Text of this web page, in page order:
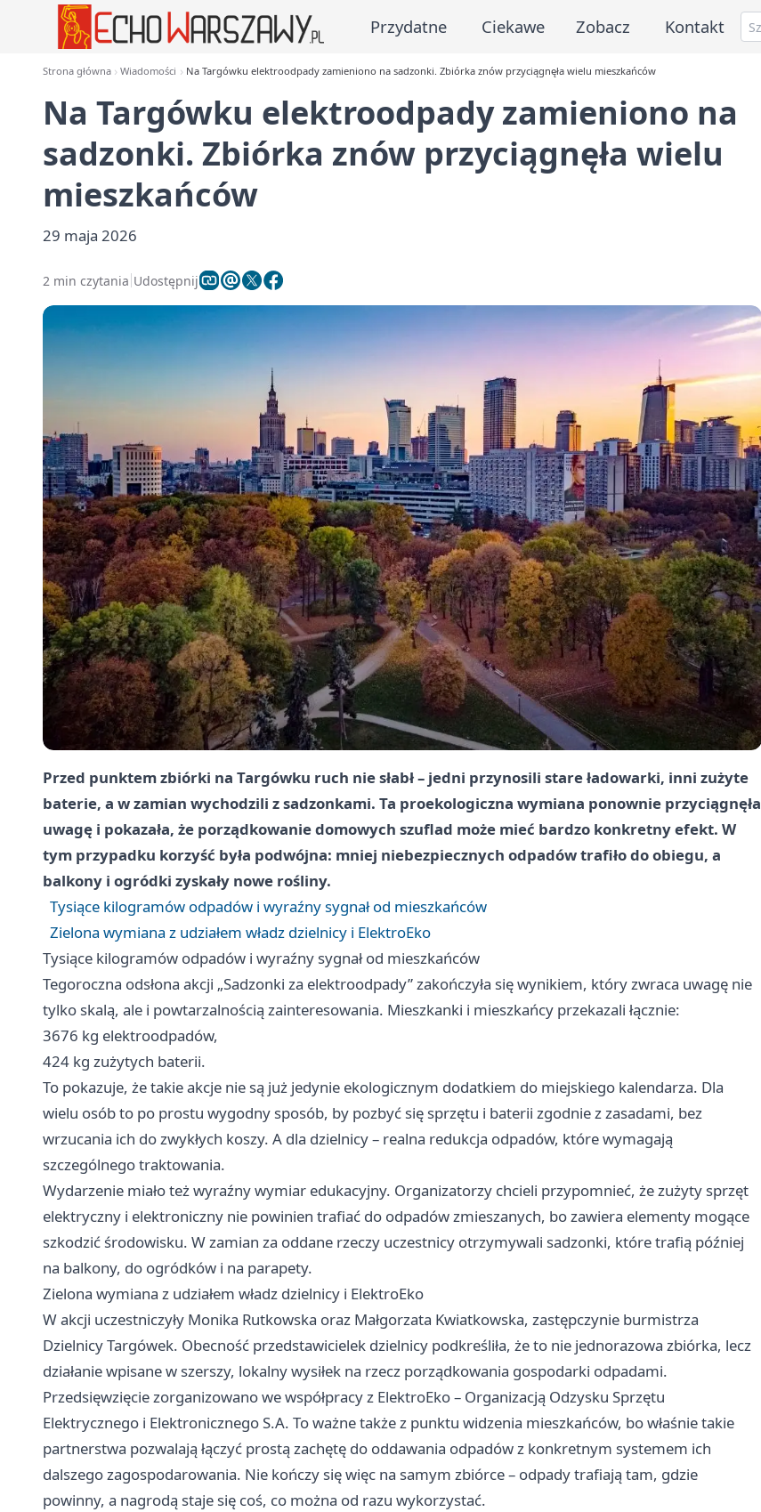
Przydatne Ciekawe Zobacz Kontakt
Strona główna Wiadomości Na Targówku elektroodpady zamieniono na sadzonki. Zbiórka znów przyciągnęła wielu mieszkańców
Na Targówku elektroodpady zamieniono na
sadzonki. Zbiórka znów przyciągnęła wielu
mieszkańców
29 maja 2026
2 min czytania Udostępnij
Przed punktem zbiórki na Targówku ruch nie słabł – jedni przynosili stare ładowarki, inni zużyte
baterie, a w zamian wychodzili z sadzonkami. Ta proekologiczna wymiana ponownie przyciągnęła
uwagę i pokazała, że porządkowanie domowych szuflad może mieć bardzo konkretny efekt. W
tym przypadku korzyść była podwójna: mniej niebezpiecznych odpadów trafiło do obiegu, a
balkony i ogródki zyskały nowe rośliny.
Tysiące kilogramów odpadów i wyraźny sygnał od mieszkańców
Zielona wymiana z udziałem władz dzielnicy i ElektroEko
Tysiące kilogramów odpadów i wyraźny sygnał od mieszkańców
Tegoroczna odsłona akcji „Sadzonki za elektroodpady” zakończyła się wynikiem, który zwraca uwagę nie
tylko skalą, ale i powtarzalnością zainteresowania. Mieszkanki i mieszkańcy przekazali łącznie:
3676 kg elektroodpadów,
424 kg zużytych baterii.
To pokazuje, że takie akcje nie są już jedynie ekologicznym dodatkiem do miejskiego kalendarza. Dla
wielu osób to po prostu wygodny sposób, by pozbyć się sprzętu i baterii zgodnie z zasadami, bez
wrzucania ich do zwykłych koszy. A dla dzielnicy – realna redukcja odpadów, które wymagają
szczególnego traktowania.
Wydarzenie miało też wyraźny wymiar edukacyjny. Organizatorzy chcieli przypomnieć, że zużyty sprzęt
elektryczny i elektroniczny nie powinien trafiać do odpadów zmieszanych, bo zawiera elementy mogące
szkodzić środowisku. W zamian za oddane rzeczy uczestnicy otrzymywali sadzonki, które trafią później
na balkony, do ogródków i na parapety.
Zielona wymiana z udziałem władz dzielnicy i ElektroEko
W akcji uczestniczyły Monika Rutkowska oraz Małgorzata Kwiatkowska, zastępczynie burmistrza
Dzielnicy Targówek. Obecność przedstawicielek dzielnicy podkreśliła, że to nie jednorazowa zbiórka, lecz
działanie wpisane w szerszy, lokalny wysiłek na rzecz porządkowania gospodarki odpadami.
Przedsięwzięcie zorganizowano we współpracy z ElektroEko – Organizacją Odzysku Sprzętu
Elektrycznego i Elektronicznego S.A. To ważne także z punktu widzenia mieszkańców, bo właśnie takie
partnerstwa pozwalają łączyć prostą zachętę do oddawania odpadów z konkretnym systemem ich
dalszego zagospodarowania. Nie kończy się więc na samym zbiórce – odpady trafiają tam, gdzie
powinny, a nagrodą staje się coś, co można od razu wykorzystać.